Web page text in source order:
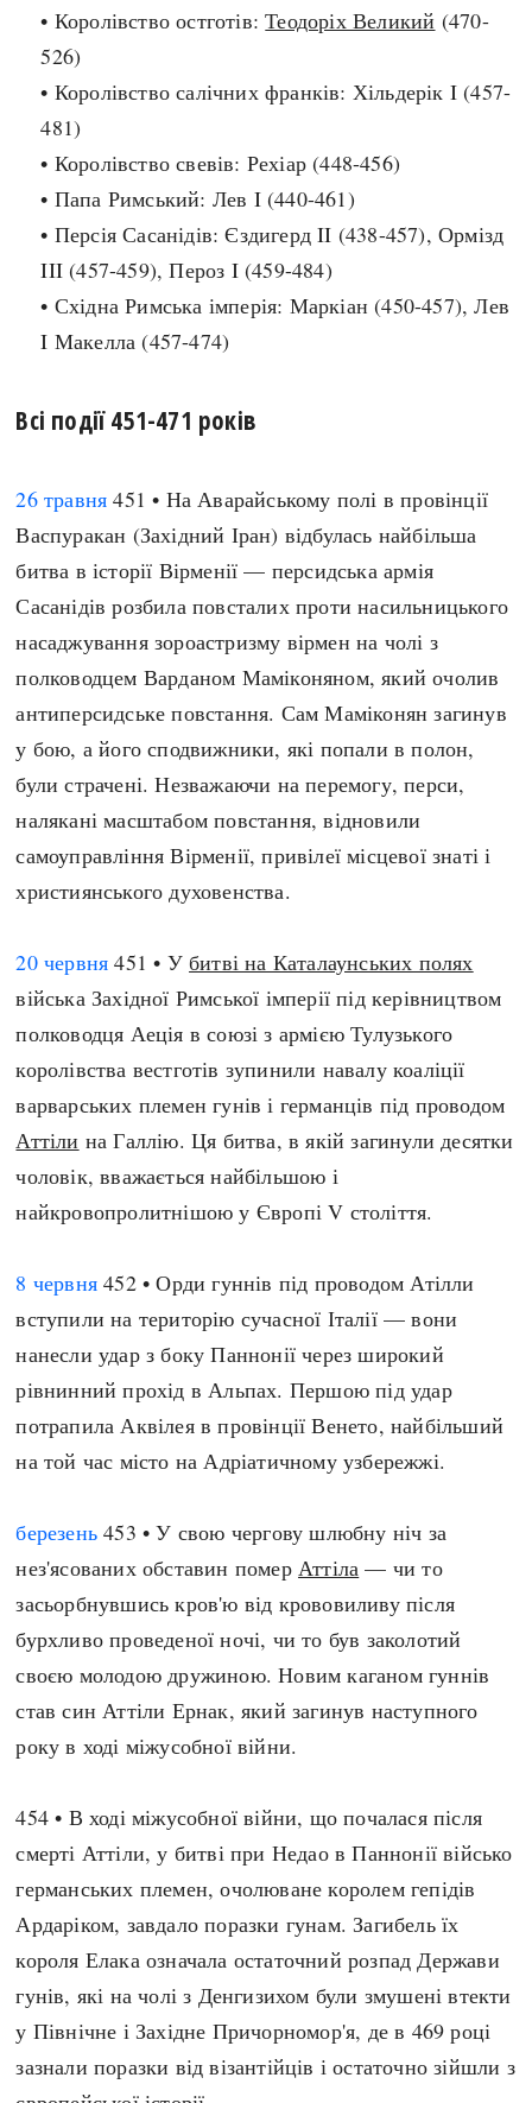
Битви і війни
Кримінал
Людина і суспільство
Особистості
Подорожі і відкриття
Спорт
Українська революція
Україна незалежна
Регіони
Австралія
Америка
А(нта)рктика
Європа
Хронологія
Античні часи
Темні віки
Високе Середньовіччя
Індекси
Нові статті
Популярні статті
Всі статті
Визначальні події
#Хештеги
done
• Королівство остготів:Теодоріх Великий (470-
526)
• Королівство салічних франків: Хільдерік I (457-
481)
• Королівство свевів: Рехіар (448-456)
• Папа Римський: Лев I (440-461)
• Персія Сасанідів: Єздигерд II (438-457), Ормізд
III (457-459), Пероз I (459-484)
• Східна Римська імперія: Маркіан (450-457), Лев
I Макелла (457-474)
Всі події 451-471 років
26 травня 451 • На Аварайському полі в провінції
Васпуракан (Західний Іран) відбулась найбільша
битва в історії Вірменії — персидська армія
Сасанідів розбила повсталих проти насильницького
насаджування зороастризму вірмен на чолі з
полководцем Варданом Маміконяном, який очолив
антиперсидське повстання. Сам Маміконян загинув
у бою, а його сподвижники, які попали в полон,
були страчені. Незважаючи на перемогу, перси,
налякані масштабом повстання, відновили
самоуправління Вірменії, привілеї місцевої знаті і
християнського духовенства.
20 червня 451 • Убитві на Каталаунських полях
війська Західної Римської імперії під керівництвом
полководця Аеція в союзі з армією Тулузького
королівства вестготів зупинили навалу коаліції
варварських племен гунів і германців під проводом
Аттіли на Галлію. Ця битва, в якій загинули десятки
чоловік, вважається найбільшою і
найкровопролитнішою у Європі V століття.
8 червня 452 • Орди гуннів під проводом Атілли
вступили на територію сучасної Італії — вони
нанесли удар з боку Паннонії через широкий
рівнинний прохід в Альпах. Першою під удар
потрапила Аквілея в провінції Венето, найбільший
на той час місто на Адріатичному узбережжі.
березень 453 • У свою чергову шлюбну ніч за
нез'ясованих обставин померАттіла — чи то
засьорбнувшись кров'ю від крововиливу після
бурхливо проведеної ночі, чи то був заколотий
своєю молодою дружиною. Новим каганом гуннів
став син Аттіли Ернак, який загинув наступного
року в ході міжусобної війни.
454 • В ході міжусобної війни, що почалася після
смерті Аттіли, у битві при Недао в Паннонії військо
германських племен, очолюване королем гепідів
Ардаріком, завдало поразки гунам. Загибель їх
короля Елака означала остаточний розпад Держави
гунів, які на чолі з Денгизихом були змушені втекти
у Північне і Західне Причорномор'я, де в 469 році
зазнали поразки від візантійців і остаточно зійшли з